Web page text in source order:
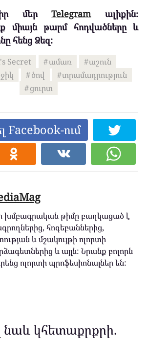
մերTelegramալիքին։
միայն թարմ հոդվածները և
հենց Ձեզ:
Secret ամառ
աշուն
ծով
տրամադրություն
ցուրտ
Facebook-ում
խմբագրական թիմը բաղկացած է
հոգեբաններից,
և մշակույթի ոլորտի
և այլն: Նրանք բոլորն
ոլորտի պրոֆեսիոնալներ են:
նաև կհետաքրքրի.